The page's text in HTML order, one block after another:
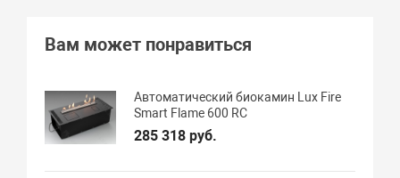
Вам может понравиться
Автоматический биокамин Lux Fire
Smart Flame 600 RC
285 318 руб.